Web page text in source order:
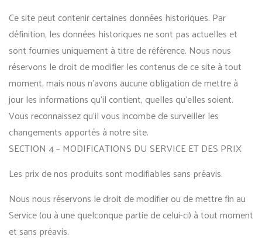
Ce site peut contenir certaines données historiques. Par
définition, les données historiques ne sont pas actuelles et
sont fournies uniquement à titre de référence. Nous nous
réservons le droit de modifier les contenus de ce site à tout
moment, mais nous n’avons aucune obligation de mettre à
jour les informations qu’il contient, quelles qu’elles soient.
Vous reconnaissez qu’il vous incombe de surveiller les
changements apportés à notre site.
SECTION 4 – MODIFICATIONS DU SERVICE ET DES PRIX
Les prix de nos produits sont modifiables sans préavis.
Nous nous réservons le droit de modifier ou de mettre fin au
Service (ou à une quelconque partie de celui-ci) à tout moment
et sans préavis.